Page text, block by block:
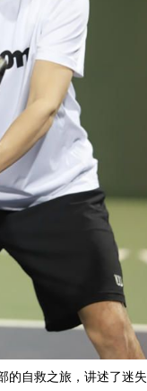
的自救之旅，讲述了迷失